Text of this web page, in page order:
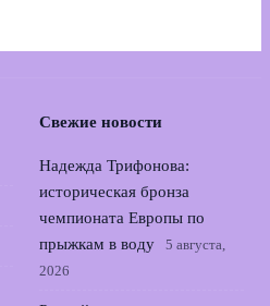
Свежие новости
Надежда Трифонова:
историческая бронза
чемпионата Европы по
прыжкам в воду
5 августа,
2026